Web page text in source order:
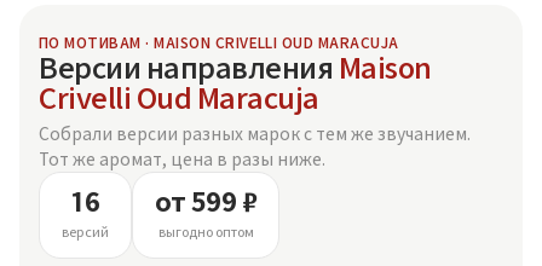
ПО МОТИВАМ · MAISON CRIVELLI OUD MARACUJA
Версии направления Maison
Crivelli Oud Maracuja
Собрали версии разных марок с тем же звучанием.
Тот же аромат, цена в разы ниже.
16
версий
от 599 ₽
выгодно оптом